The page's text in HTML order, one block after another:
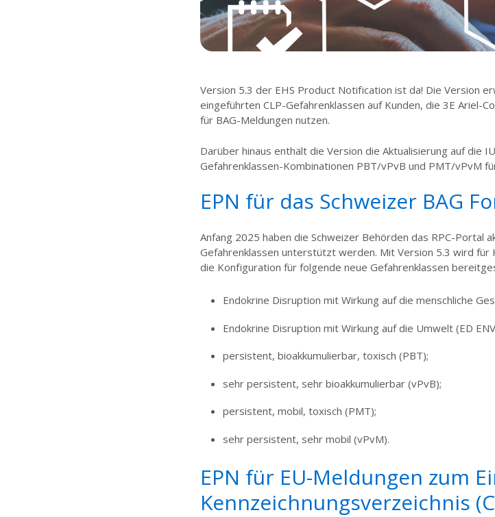
Version 5.3 der EHS Product Notification ist da! Die Version
eingeführten CLP-Gefahrenklassen auf Kunden, die 3E Ariel-
für BAG-Meldungen nutzen.
Darüber hinaus enthält die Version die Aktualisierung auf die
Gefahrenklassen-Kombinationen PBT/vPvB und PMT/vPvM
EPN für das Schweizer BAG
Anfang 2025 haben die Schweizer Behörden das RPC-Portal
Gefahrenklassen unterstützt werden. Mit Version 5.3 wird für
die Konfiguration für folgende neue Gefahrenklassen
Endokrine Disruption mit Wirkung auf die menschliche
Endokrine Disruption mit Wirkung auf die Umwelt (ED
persistent, bioakkumulierbar, toxisch (PBT);
sehr persistent, sehr bioakkumulierbar (vPvB);
persistent, mobil, toxisch (PMT);
sehr persistent, sehr mobil (vPvM).
EPN für EU-Meldungen zum
Kennzeichnungsverzeichnis